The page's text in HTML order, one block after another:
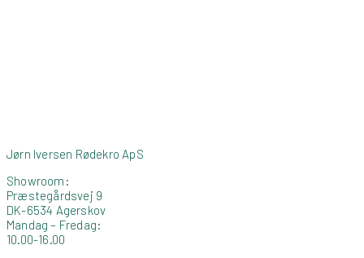
Jørn Iversen Rødekro ApS
Showroom:
Præstegårdsvej 9
DK-6534 Agerskov
Mandag – Fredag:
10.00-16.00